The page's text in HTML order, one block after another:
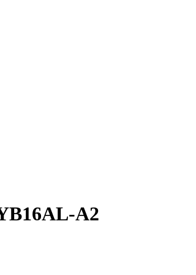
A2